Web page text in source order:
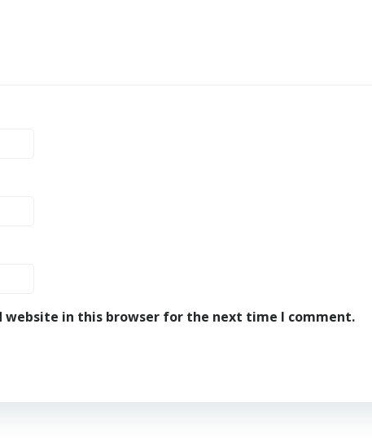
website in this browser for the next time I comment.